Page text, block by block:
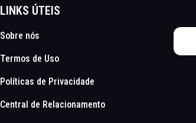
LINKS ÚTEIS
Sobre nós
Termos de Uso
Políticas de Privacidade
Central de Relacionamento